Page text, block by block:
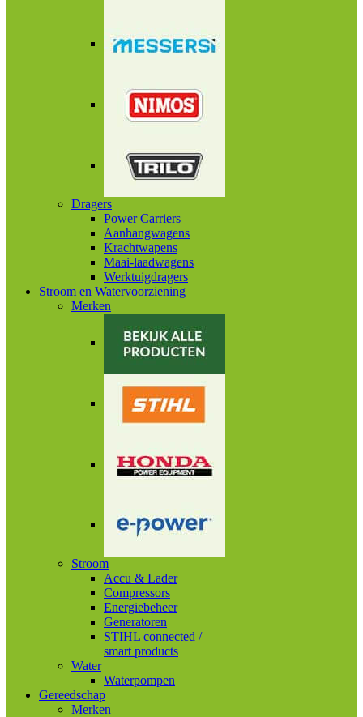
Dragers
Power Carriers
Aanhangwagens
Krachtwapens
Maai-laadwagens
Werktuigdragers
Stroom en Watervoorziening
Merken
Stroom
Accu & Lader
Compressors
Energiebeheer
Generatoren
STIHL connected /
smart products
Water
Waterpompen
Gereedschap
Merken